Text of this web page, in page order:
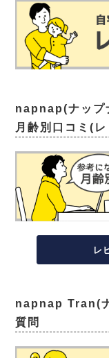
napnap(ナップ
月齢別口コミ(
レ
napnap Tran(
質問